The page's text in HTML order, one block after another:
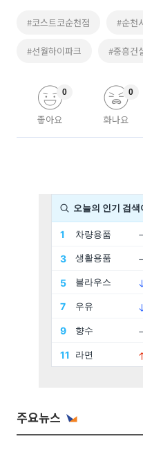
#코스트코순천점 #순천
#선월하이파크 #중흥건
좋아요
0
화나요
0
주요뉴스